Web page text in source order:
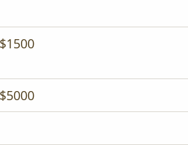
$1500
$5000